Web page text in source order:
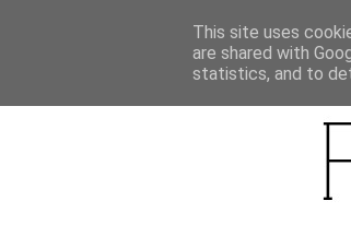
This site uses
are shared with
statistics, and to